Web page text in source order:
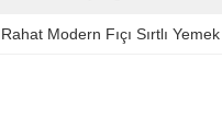
Rahat Modern Fıçı Sırtlı